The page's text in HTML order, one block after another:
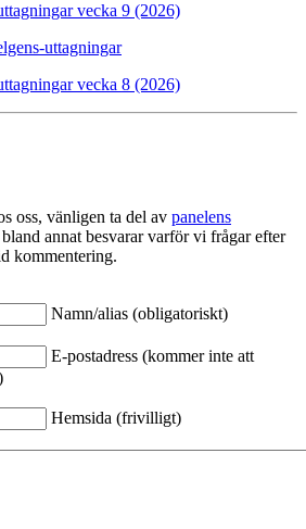
vecka 9 (2026)
vecka 8 (2026)
oss, vänligen ta del av panelens
annat besvarar varför vi frågar efter
kommentering.
Namn/alias (obligatoriskt)
E-postadress (kommer inte att
Hemsida (frivilligt)